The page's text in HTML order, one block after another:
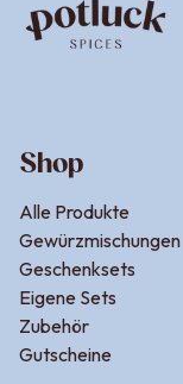
Shop
Alle Produkte
Gewürzmischungen
Geschenksets
Eigene Sets
Zubehör
Gutscheine